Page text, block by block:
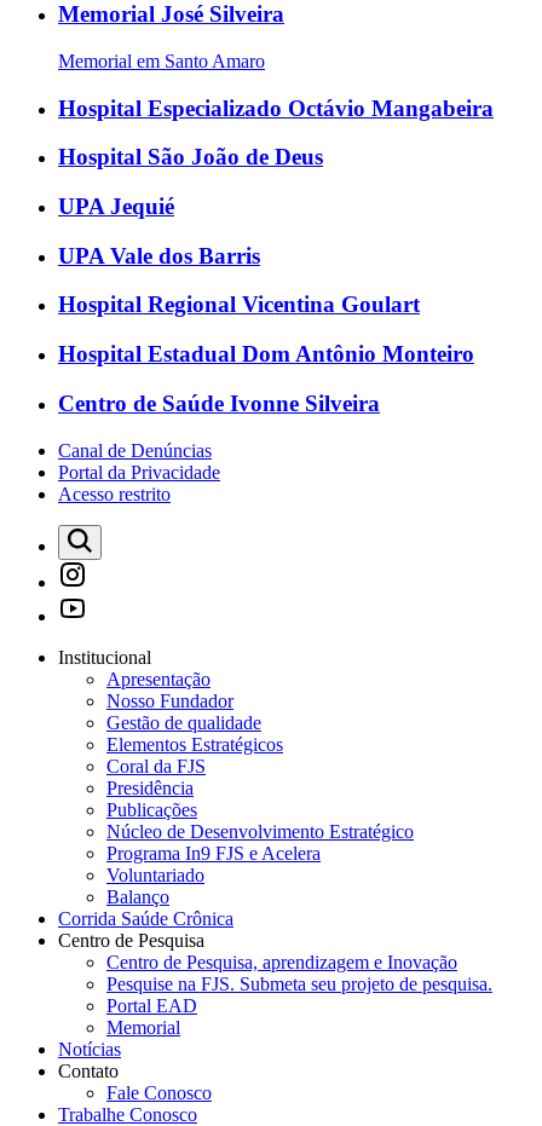
Memorial José Silveira
Memorial em Santo Amaro
Hospital Especializado Octávio Mangabeira
Hospital São João de Deus
UPA Jequié
UPA Vale dos Barris
Hospital Regional Vicentina Goulart
Hospital Estadual Dom Antônio Monteiro
Centro de Saúde Ivonne Silveira
Canal de Denúncias
Portal da Privacidade
Acesso restrito
Institucional
Apresentação
Nosso Fundador
Gestão de qualidade
Elementos Estratégicos
Coral da FJS
Presidência
Publicações
Núcleo de Desenvolvimento Estratégico
Programa In9 FJS e Acelera
Voluntariado
Balanço
Corrida Saúde Crônica
Centro de Pesquisa
Centro de Pesquisa, aprendizagem e Inovação
Pesquise na FJS. Submeta seu projeto de pesquisa.
Portal EAD
Memorial
Notícias
Contato
Fale Conosco
Trabalhe Conosco